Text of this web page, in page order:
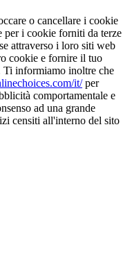
o cancellare i cookie
per i cookie forniti da terze
attraverso i loro siti web
cookie e fornire il tuo
Ti informiamo inoltre che
it/per
comportamentale e
ad una grande
censiti all'interno del sito